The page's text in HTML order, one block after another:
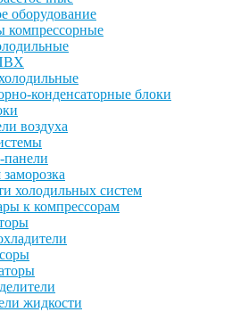
оборудование
компрессорные
конденсаторные блоки
воздуха
холодильных систем
к компрессорам
жидкости